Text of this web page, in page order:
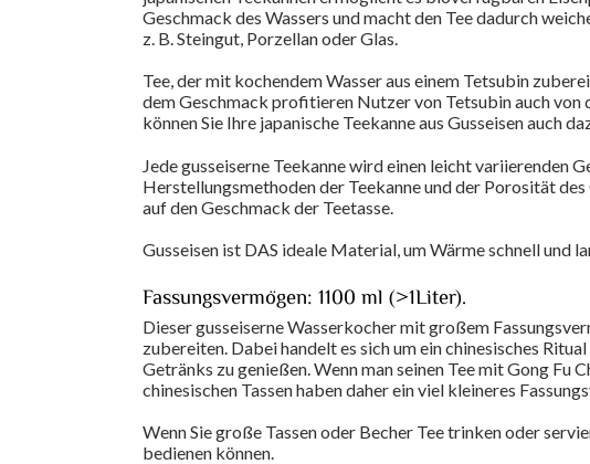
Geschmack des Wassers und macht den Tee dadurch
z. B. Steingut, Porzellan oder Glas.
Tee, der mit kochendem Wasser aus einem Tetsubin
dem Geschmack profitieren Nutzer von Tetsubin auch von
können Sie Ihre japanische Teekanne aus Gusseisen auch
Jede gusseiserne Teekanne wird einen leicht variierenden
Herstellungsmethoden der Teekanne und der Porosität
auf den Geschmack der Teetasse.
Gusseisen ist DAS ideale Material, um Wärme schnell und
Fassungsvermögen: 1100 ml (>1Liter).
Dieser gusseiserne Wasserkocher mit großem
zubereiten. Dabei handelt es sich um ein chinesisches
Getränks zu genießen. Wenn man seinen Tee mit Gong
chinesischen Tassen haben daher ein viel kleineres
Wenn Sie große Tassen oder Becher Tee trinken oder
bedienen können.